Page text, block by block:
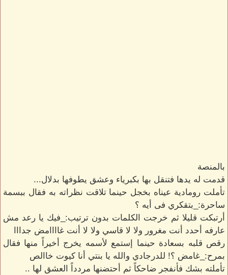
بالمنصة
قدمت له يدها فتنقل بها بكبرياء وعشق يطوفها بدلال...
تأملت رومادية عيناه بخجل حينما تلاقت نظراته به فقال ببسمة
ساحرة:_بتقكري فى أيه ؟
أرتبكت قليلا ثم خرجت الكلمات بدون ترتيب:_فيك يا رعد مش
عارفه أحدد أنت مغرور ولا لا قاسي ولا لا أنت غاااامض جدااا
رقص قلبه بسعادة حينما إستمع لأسمه يخرج أخيراً منها فقال
بمرح:_غامض ؟! للدرجادي والله يا بنتي أنا كيوت خاالص
تأملته بشك فأنفجر ضاحكاً ثم أحتضنها مردداً العشق لها ..